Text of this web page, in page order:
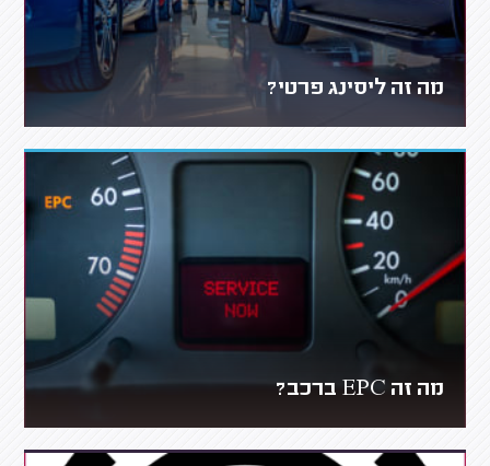
מה זה ליסינג פרטי?
מה זה EPC ברכב?